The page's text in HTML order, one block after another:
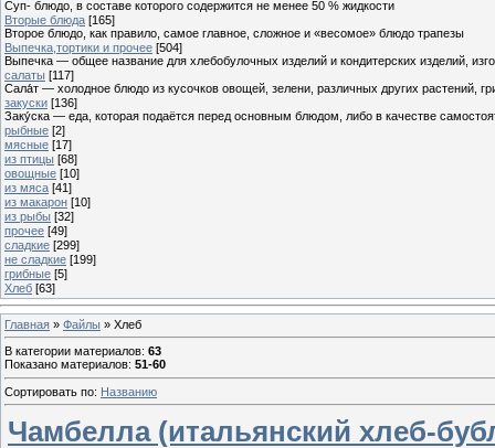
Суп- блюдо, в составе которого содержится не менее 50 % жидкости
Вторые блюда [165]
Второе блюдо, как правило, самое главное, сложное и «весомое» блюдо трапезы
Выпечка,тортики и прочее [504]
Выпечка — общее название для хлебобулочных изделий и кондитерских изделий,
салаты [117]
Сала́т — холодное блюдо из кусочков овощей, зелени, различных других растений,
закуски [136]
Заку́ска — еда, которая подаётся перед основным блюдом, либо в качестве
рыбные [2]
мясные [17]
из птицы [68]
овощные [10]
из мяса [41]
из макарон [10]
из рыбы [32]
прочее [49]
сладкие [299]
не сладкие [199]
грибные [5]
Хлеб [63]
Главная » Файлы » Хлеб
В категории материалов: 63
Показано материалов: 51-60
Сортировать по: Названию
Чамбелла (итальянский хлеб-